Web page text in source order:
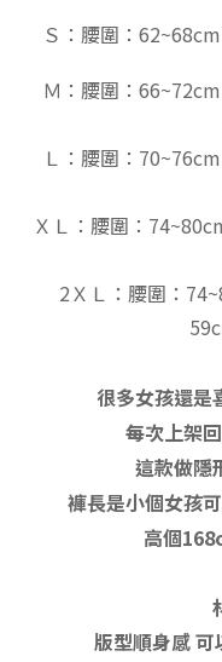
Ｓ： 腰圍：
Ｍ： 腰圍：
Ｌ： 腰圍：
ＸＬ： 腰圍：
2ＸＬ： 腰圍：
很多女孩還是
每次上架
這款做隱
褲長是小個女孩
高個
版型順身感